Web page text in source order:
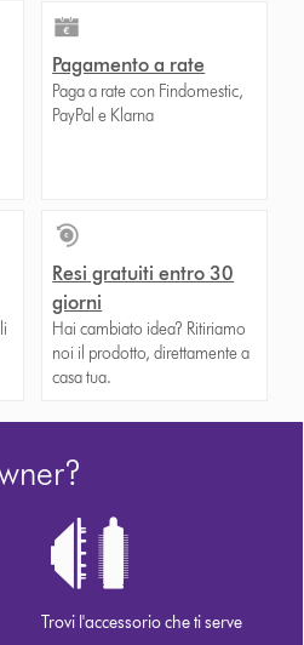
Pagamento a rate
Paga a rate con Findomestic,
PayPal e Klarna
Resi gratuiti entro 30
giorni
Hai cambiato idea? Ritiriamo
noi il prodotto, direttamente a
casa tua.
Trovi l'accessorio che ti serve